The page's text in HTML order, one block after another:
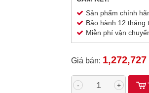
Sản phẩm chính
Bảo hành 12 tháng
Miễn phí vận
Giá bán: 1,272,727
- +